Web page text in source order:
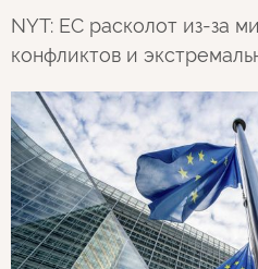
NYT: ЕС расколот из-за
конфликтов и